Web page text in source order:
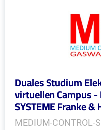
Duales Studium
virtuellen Campus -
SYSTEME Franke
MEDIUM-CONTROL-